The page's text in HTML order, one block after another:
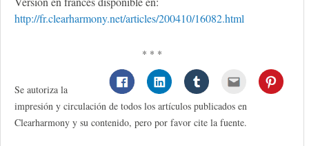
http://fr.clearharmony.net/articles/200410/16082.html
* * *
Se autoriza la
impresión y circulación de todos los artículos publicados en
Clearharmony y su contenido, pero por favor cite la fuente.